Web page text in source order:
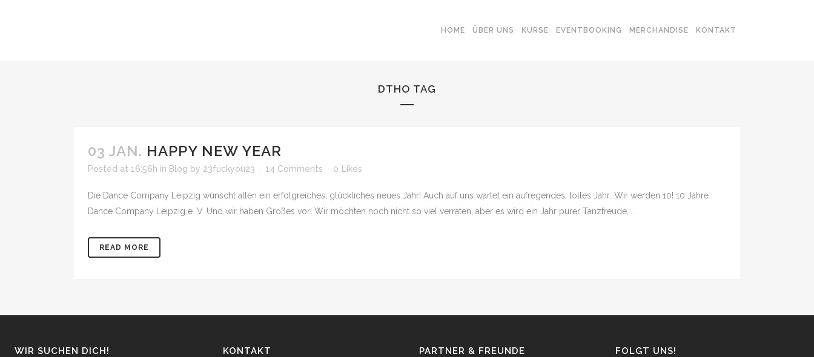
HOME ÜBER UNS KURSE EVENTBOOKING MERCHANDISE KONTAKT
DTHO TAG
03 JAN. HAPPY NEW YEAR
Posted at 16:56h in Blog by 23fuckyou23 14 Comments 0 Likes
Die Dance Company Leipzig wünscht allen ein erfolgreiches, glückliches neues Jahr! Auch auf uns wartet ein aufregendes, tolles Jahr: Wir werden 10! 10 Jahre
Dance Company Leipzig e. V. Und wir haben Großes vor! Wir möchten noch nicht so viel verraten, aber es wird ein Jahr purer Tanzfreude,...
READ MORE
WIR SUCHEN DICH! KONTAKT PARTNER & FREUNDE FOLGT UNS!